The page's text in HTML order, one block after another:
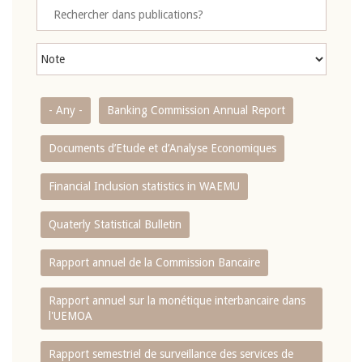
- Any - Banking Commission Annual Report
Documents d’Etude et d’Analyse Economiques
Financial Inclusion statistics in WAEMU
Quaterly Statistical Bulletin
Rapport annuel de la Commission Bancaire
Rapport annuel sur la monétique interbancaire dans
l'UEMOA
Rapport semestriel de surveillance des services de